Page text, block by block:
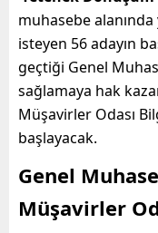
muhasebe
isteyen 56 adayın
geçtiği Genel
sağlamaya hak
Müşavirler Odası
başlayacak.
Genel
Müşavirler